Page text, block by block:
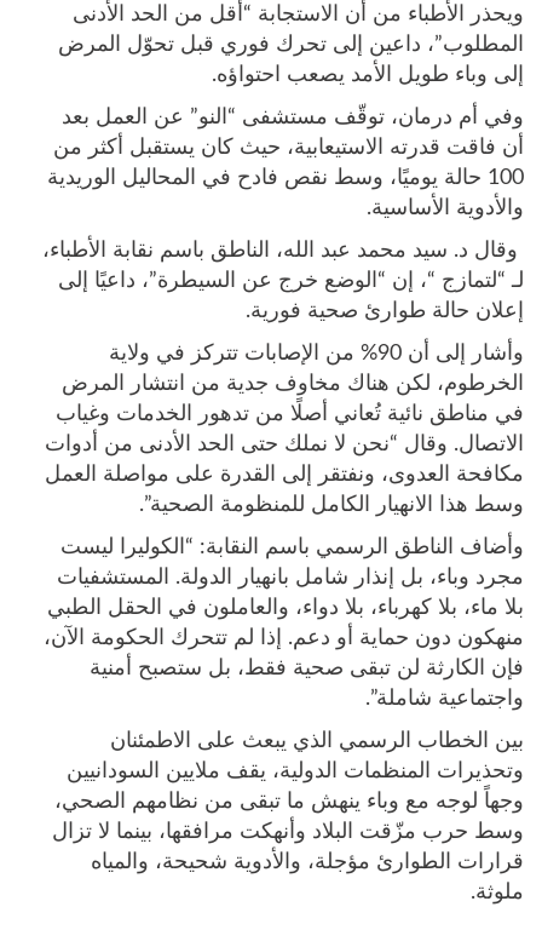
ويحذر الأطباء من أن الاستجابة “أقل من الحد الأدنى
المطلوب”، داعين إلى تحرك فوري قبل تحوّل المرض
إلى وباء طويل الأمد يصعب احتواؤه.
وفي أم درمان، توقّف مستشفى “النو” عن العمل بعد
أن فاقت قدرته الاستيعابية، حيث كان يستقبل أكثر من
100 حالة يوميًا، وسط نقص فادح في المحاليل الوريدية
والأدوية الأساسية.
وقال د. سيد محمد عبد الله، الناطق باسم نقابة الأطباء،
لـ “لتمازج “، إن “الوضع خرج عن السيطرة”، داعيًا إلى
إعلان حالة طوارئ صحية فورية.
وأشار إلى أن 90% من الإصابات تتركز في ولاية
الخرطوم، لكن هناك مخاوف جدية من انتشار المرض
في مناطق نائية تُعاني أصلًا من تدهور الخدمات وغياب
الاتصال. وقال “نحن لا نملك حتى الحد الأدنى من أدوات
مكافحة العدوى، ونفتقر إلى القدرة على مواصلة العمل
وسط هذا الانهيار الكامل للمنظومة الصحية”.
وأضاف الناطق الرسمي باسم النقابة: “الكوليرا ليست
مجرد وباء، بل إنذار شامل بانهيار الدولة. المستشفيات
بلا ماء، بلا كهرباء، بلا دواء، والعاملون في الحقل الطبي
منهكون دون حماية أو دعم. إذا لم تتحرك الحكومة الآن،
فإن الكارثة لن تبقى صحية فقط، بل ستصبح أمنية
واجتماعية شاملة”.
بين الخطاب الرسمي الذي يبعث على الاطمئنان
وتحذيرات المنظمات الدولية، يقف ملايين السودانيين
وجهاً لوجه مع وباء ينهش ما تبقى من نظامهم الصحي،
وسط حرب مزّقت البلاد وأنهكت مرافقها، بينما لا تزال
قرارات الطوارئ مؤجلة، والأدوية شحيحة، والمياه
ملوثة.